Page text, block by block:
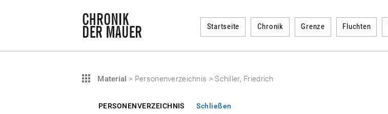
Startseite Chronik Grenze Fluchten
Material > Personenverzeichnis > Schiller, Friedrich
PERSONENVERZEICHNIS Schließen